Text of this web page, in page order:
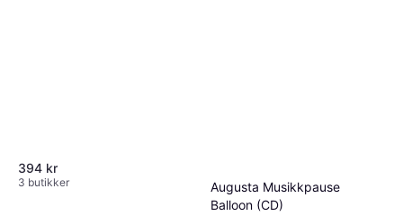
394 kr
3 butikker
Augusta Musikkpause
Balloon (CD)